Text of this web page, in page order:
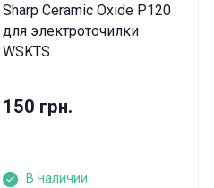
Sharp Ceramic Oxide P120
для электроточилки
WSKTS
150 грн.
В наличии